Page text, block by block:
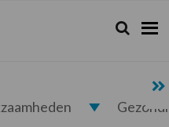
Zoeken...
Zoek